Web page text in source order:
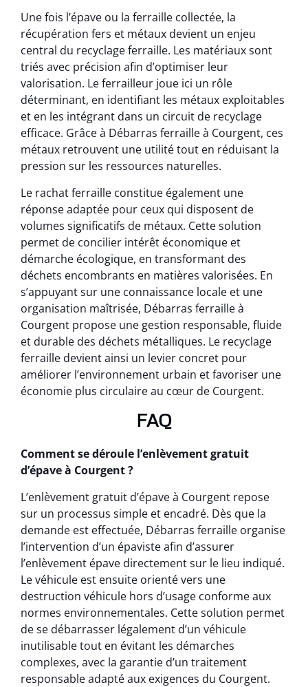
Une fois l’épave ou la ferraille collectée, la
récupération fers et métaux devient un enjeu
central du recyclage ferraille. Les matériaux sont
triés avec précision afin d’optimiser leur
valorisation. Le ferrailleur joue ici un rôle
déterminant, en identifiant les métaux exploitables
et en les intégrant dans un circuit de recyclage
efficace. Grâce à Débarras ferraille à Courgent, ces
métaux retrouvent une utilité tout en réduisant la
pression sur les ressources naturelles.
Le rachat ferraille constitue également une
réponse adaptée pour ceux qui disposent de
volumes significatifs de métaux. Cette solution
permet de concilier intérêt économique et
démarche écologique, en transformant des
déchets encombrants en matières valorisées. En
s’appuyant sur une connaissance locale et une
organisation maîtrisée, Débarras ferraille à
Courgent propose une gestion responsable, fluide
et durable des déchets métalliques. Le recyclage
ferraille devient ainsi un levier concret pour
améliorer l’environnement urbain et favoriser une
économie plus circulaire au cœur de Courgent.
FAQ
Comment se déroule l’enlèvement gratuit
d’épave à Courgent ?
L’enlèvement gratuit d’épave à Courgent repose
sur un processus simple et encadré. Dès que la
demande est effectuée, Débarras ferraille organise
l’intervention d’un épaviste afin d’assurer
l’enlèvement épave directement sur le lieu indiqué.
Le véhicule est ensuite orienté vers une
destruction véhicule hors d’usage conforme aux
normes environnementales. Cette solution permet
de se débarrasser légalement d’un véhicule
inutilisable tout en évitant les démarches
complexes, avec la garantie d’un traitement
responsable adapté aux exigences du Courgent.